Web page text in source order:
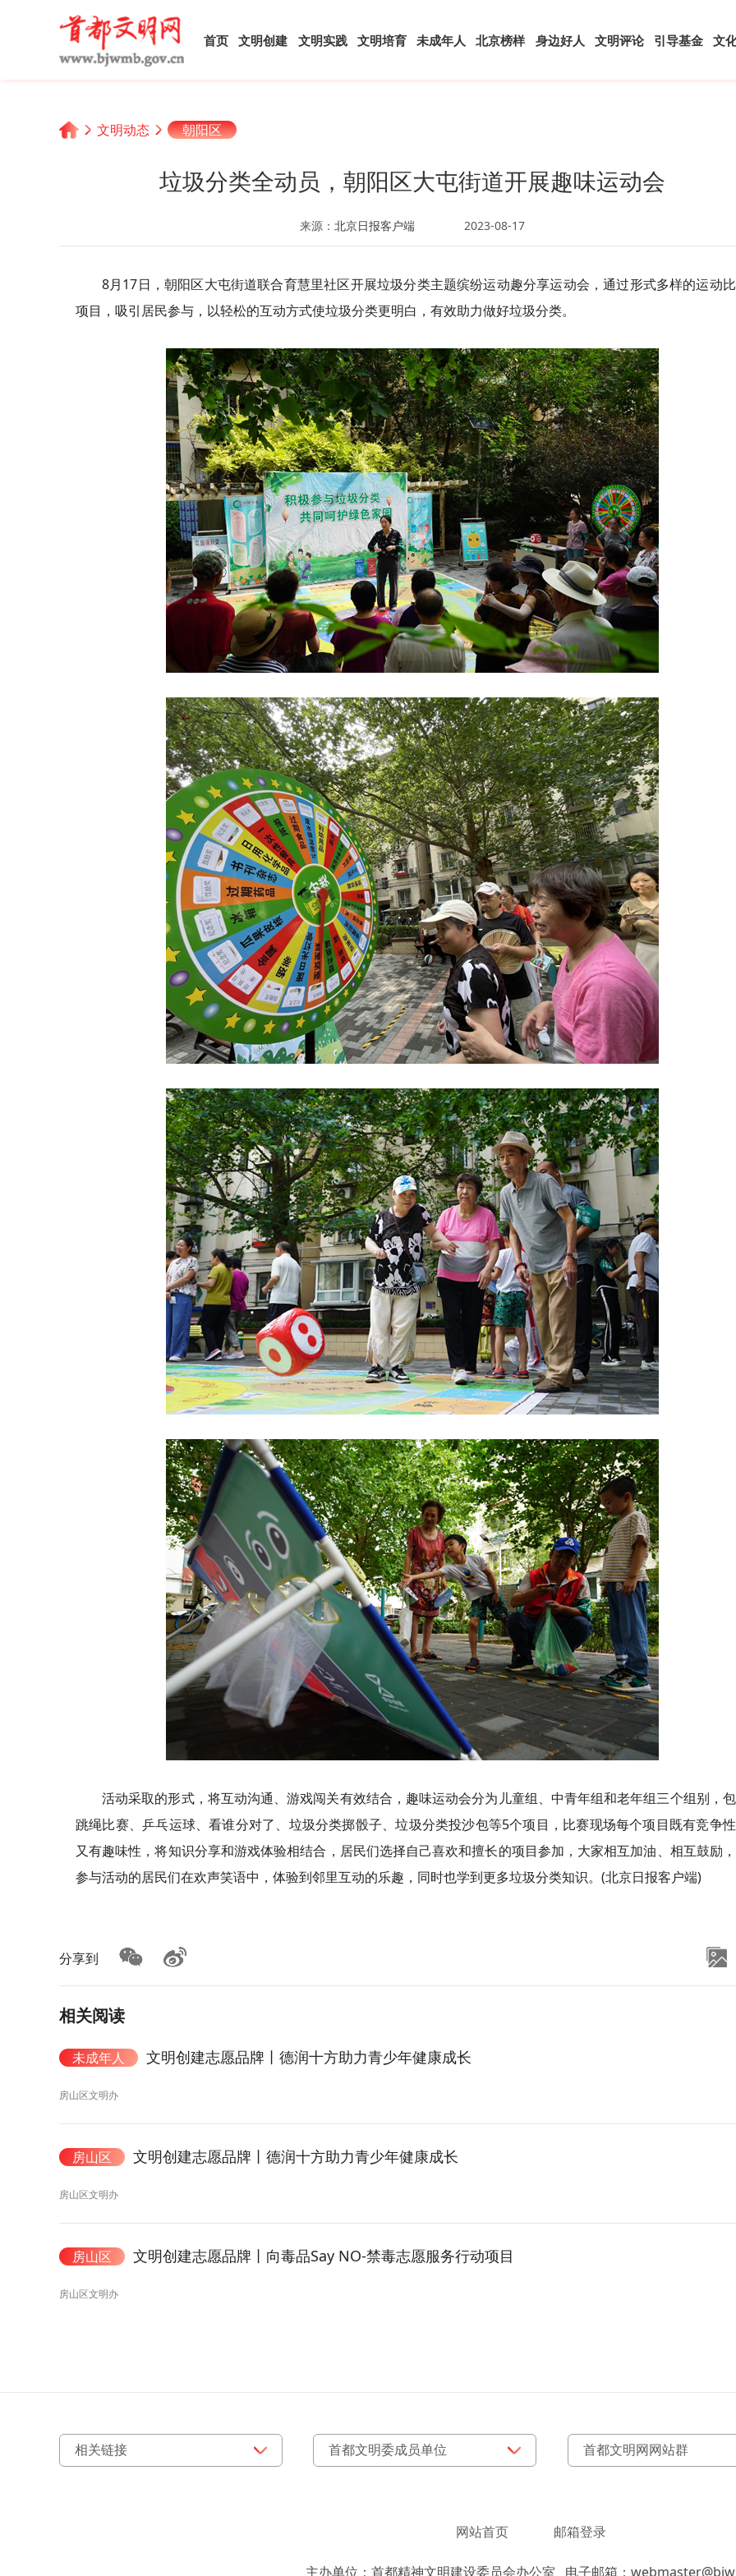
首页 文明创建 文明实践 文明培育 未成年人 北京榜样 身边好人 文明评论 引导基金 文
文明动态 朝阳区
垃圾分类全动员，朝阳区大屯街道开展趣味运动会
来源： 北京日报客户端 2023-08-17
8月17日，朝阳区大屯街道联合育慧里社区开展垃圾分类主题缤纷运动趣分享运动会，通过形式多样的运动
项目，吸引居民参与，以轻松的互动方式使垃圾分类更明白，有效助力做好垃圾分类。
活动采取的形式，将互动沟通、游戏闯关有效结合，趣味运动会分为儿童组、中青年组和老年组三个组别，
跳绳比赛、乒乓运球、看谁分对了、垃圾分类掷骰子、垃圾分类投沙包等5个项目，比赛现场每个项目既有竞争
又有趣味性，将知识分享和游戏体验相结合，居民们选择自己喜欢和擅长的项目参加，大家相互加油、相互鼓励
参与活动的居民们在欢声笑语中，体验到邻里互动的乐趣，同时也学到更多垃圾分类知识。(北京日报客户端)
分享到
相关阅读
未成年人 文明创建志愿品牌丨德润十方助力青少年健康成长
房山区文明办
房山区 文明创建志愿品牌丨德润十方助力青少年健康成长
房山区文明办
房山区 文明创建志愿品牌丨向毒品Say NO-禁毒志愿服务行动项目
房山区文明办
网站首页 邮箱登录
主办单位：首都精神文明建设委员会办公室 电子邮箱：